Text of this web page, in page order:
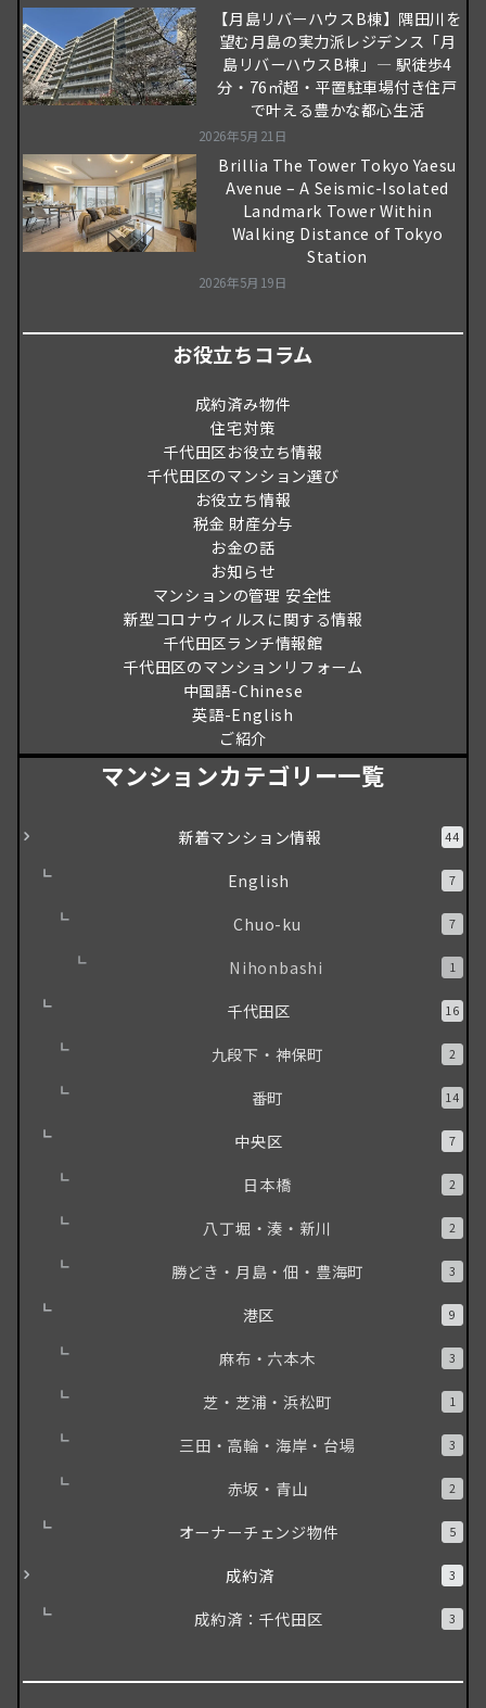
【月島リバーハウスB棟】隅田川を
望む月島の実力派レジデンス「月
島リバーハウスB棟」― 駅徒歩4
分・76㎡超・平置駐車場付き住戸
で叶える豊かな都心生活
2026年5月21日
Brillia The Tower Tokyo Yaesu
Avenue – A Seismic-Isolated
Landmark Tower Within
Walking Distance of Tokyo
Station
2026年5月19日
お役立ちコラム
成約済み物件
住宅対策
千代田区お役立ち情報
千代田区のマンション選び
お役立ち情報
税金 財産分与
お金の話
お知らせ
マンションの管理 安全性
新型コロナウィルスに関する情報
千代田区ランチ情報館
千代田区のマンションリフォーム
中国語-Chinese
英語-English
ご紹介
マンションカテゴリー一覧
新着マンション情報 44
English 7
Chuo-ku 7
Nihonbashi 1
千代田区 16
九段下・神保町 2
番町 14
中央区 7
日本橋 2
八丁堀・湊・新川 2
勝どき・月島・佃・豊海町 3
港区 9
麻布・六本木 3
芝・芝浦・浜松町 1
三田・高輪・海岸・台場 3
赤坂・青山 2
オーナーチェンジ物件 5
成約済 3
成約済：千代田区 3